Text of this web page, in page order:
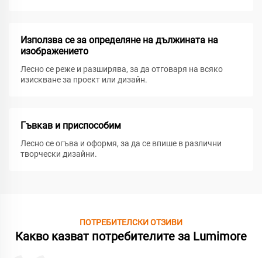
Използва се за определяне на дължината на
изображението
Лесно се реже и разширява, за да отговаря на всяко
изискване за проект или дизайн.
Гъвкав и приспособим
Лесно се огъва и оформя, за да се впише в различни
творчески дизайни.
ПОТРЕБИТЕЛСКИ ОТЗИВИ
Какво казват потребителите за Lumimore